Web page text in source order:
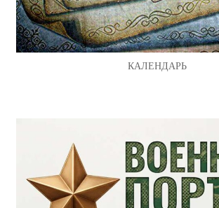
КАЛЕНДАРЬ